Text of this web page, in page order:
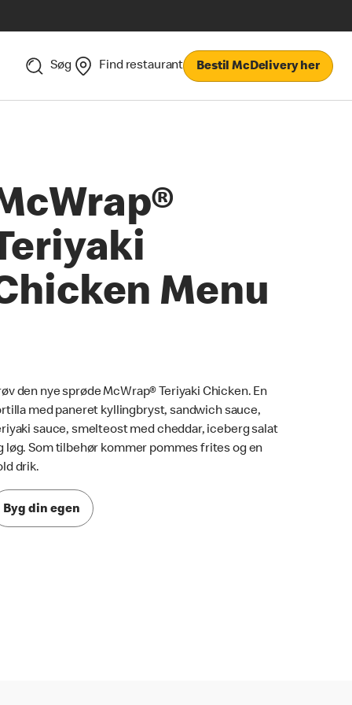
Søg Find restaurant Bestil McDelivery her
Menu
den nye sprøde McWrap® Teriyaki Chicken. En
med paneret kyllingbryst, sandwich sauce,
sauce, smelteost med cheddar, iceberg salat
løg. Som tilbehør kommer pommes frites og en
drik.
Byg din egen